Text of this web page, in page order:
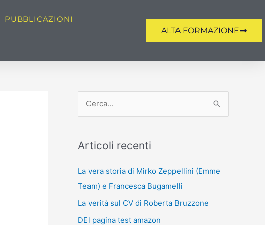
PUBBLICAZIONI
ALTA FORMAZIONE
c
a
:
Articoli recenti
La vera storia di Mirko Zeppellini (Emme
Team) e Francesca Bugamelli
La verità sul CV di Roberta Bruzzone
DEl pagina test amazon